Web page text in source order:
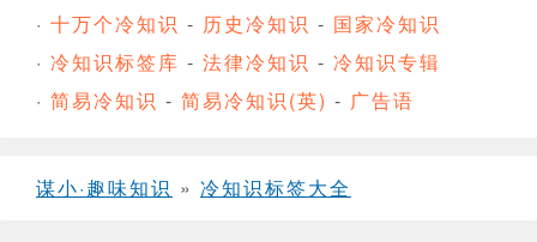
· 十万个冷知识 - 历史冷知识 - 国家冷知识
· 冷知识标签库 - 法律冷知识 - 冷知识专辑
· 简易冷知识 - 简易冷知识(英) - 广告语
谋小·趣味知识 » 冷知识标签大全